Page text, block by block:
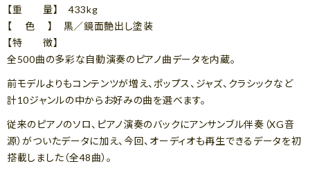
【重 量】 433kg
【 色 】 黒／鏡面艶出し塗装
【特 徴】
全500曲の多彩な自動演奏のピアノ曲データを内蔵。
前モデルよりもコンテンツが増え、ポップス、ジャズ、クラシックなど
計10ジャンルの中からお好みの曲を選べます。
従来のピアノのソロ、ピアノ演奏のバックにアンサンブル伴奏（XG音
源）がついたデータに加え、今回、オーディオも再生できるデータを初
搭載しました（全48曲）。